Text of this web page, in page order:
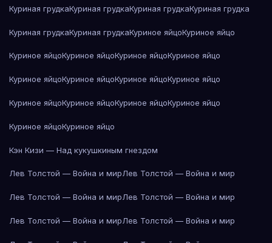
Куриная грудкаКуриная грудкаКуриная грудкаКуриная грудка
Куриная грудкаКуриная грудкаКуриное яйцоКуриное яйцо
Куриное яйцоКуриное яйцоКуриное яйцоКуриное яйцо
Куриное яйцоКуриное яйцоКуриное яйцоКуриное яйцо
Куриное яйцоКуриное яйцоКуриное яйцоКуриное яйцо
Куриное яйцоКуриное яйцо
Кэн Кизи — Над кукушкиным гнездом
Лев Толстой — Война и мирЛев Толстой — Война и мир
Лев Толстой — Война и мирЛев Толстой — Война и мир
Лев Толстой — Война и мирЛев Толстой — Война и мир